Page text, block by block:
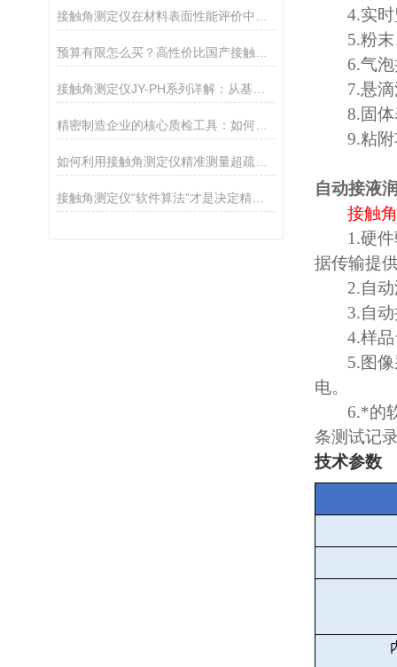
精密制造企业的核心质检工具：如何通过接触角控制产品质量
如何利用接触角测定仪精准测量超疏水材料（>150°）
接触角测定仪“软件算法”才是决定精度的灵魂
4.实
5.粉
6.气
7.悬
8.固
9.粘
自动接液
接触
1.硬
据传输提
2.自
3.自
4.样
5.图
电。
6.*的
条测试记
技术参数